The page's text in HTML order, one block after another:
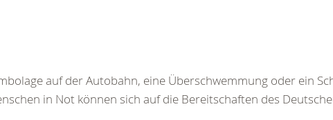
auf der Autobahn, eine Überschwemmung oder ein
in Not können sich auf die Bereitschaften des